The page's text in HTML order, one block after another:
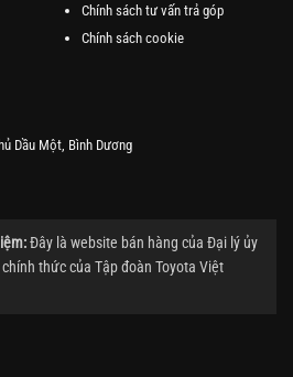
Chính sách tư vấn trả góp
Chính sách cookie
Dầu Một, Bình Dương
Đây là website bán hàng của Đại lý ủy
thức của Tập đoàn Toyota Việt